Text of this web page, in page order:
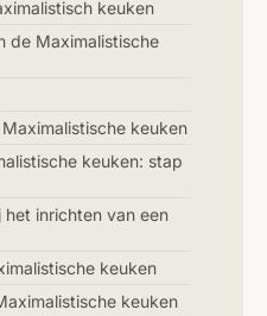
keuken
de Maximalistische
keuken
keuken: stap
inrichten van een
keuken
keuken